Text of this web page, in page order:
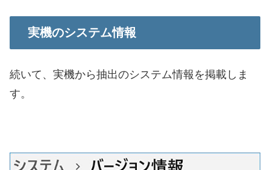
実機のシステム情報
続いて、実機から抽出のシステム情報を掲載しま
す。